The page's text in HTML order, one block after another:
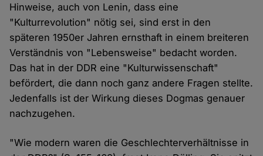
Hinweise, auch von Lenin, dass eine
"Kulturrevolution" nötig sei, sind erst in den
späteren 1950er Jahren ernsthaft in einem breiteren
Verständnis von "Lebensweise" bedacht worden.
Das hat in der DDR eine "Kulturwissenschaft"
befördert, die dann noch ganz andere Fragen stellte.
Jedenfalls ist der Wirkung dieses Dogmas genauer
nachzugehen.
"Wie modern waren die Geschlechterverhältnisse in